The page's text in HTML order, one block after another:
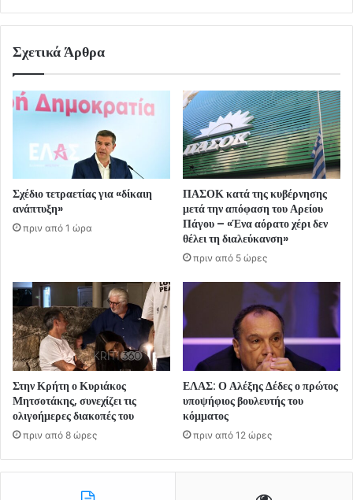
Σχετικά Άρθρα
Σχέδιο τετραετίας για «δίκαιη
ανάπτυξη»
πριν από 1 ώρα
ΠΑΣΟΚ κατά της κυβέρνησης
μετά την απόφαση του Αρείου
Πάγου – «Ένα αόρατο χέρι δεν
θέλει τη διαλεύκανση»
πριν από 5 ώρες
Στην Κρήτη ο Κυριάκος
Μητσοτάκης, συνεχίζει τις
ολιγοήμερες διακοπές του
πριν από 8 ώρες
ΕΛΑΣ: Ο Αλέξης Δέδες ο πρώτος
υποψήφιος βουλευτής του
κόμματος
πριν από 12 ώρες